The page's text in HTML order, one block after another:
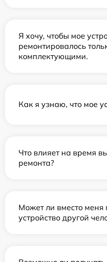
Я хочу, чтобы мое
ремонтировалось
комплектующими.
Как я узнаю, что мое
Что влияет на время
ремонта?
Может ли вместо меня
устройство другой